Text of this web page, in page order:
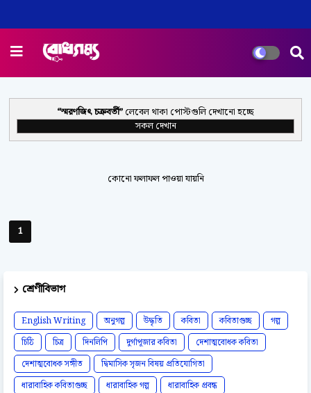
স্মরণজিৎ চক্রবর্তী লেবেল থাকা পোস্টগুলি দেখানো হচ্ছে
সকল দেখান
কোনো ফলাফল পাওয়া যায়নি
1
শ্রেণীবিভাগ
English Writing অনুগল্প উদ্ধৃতি কবিতা কবিতাগুচ্ছ
গল্প
চিঠি
চিত্র দিনলিপি দুর্গাপূজার কবিতা
দেশাত্মবোধক কবিতা
দেশাত্মবোধক সঙ্গীত
দ্বিমাসিক সৃজন বিষয় প্রতিযোগিতা
ধারাবাহিক কবিতাগুচ্ছ
ধারাবাহিক গল্প
ধারাবাহিক প্রবন্ধ